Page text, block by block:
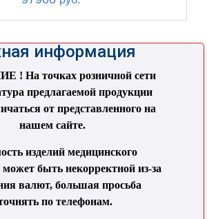
информация
! На точках розничной сети
предлагаемой продукции
от представленного на
нашем сайте.
изделий медицинского
может быть некорректной из-за
валют, большая просьба
по телефонам.